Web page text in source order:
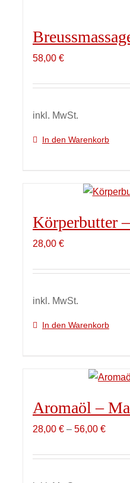
Varianten
Die
Optionen
auf
Produktseite
58,00 €
inkl. MwSt.
In den Warenkorb
Körperbutter
28,00 €
inkl. MwSt.
In den Warenkorb
Aromaöl –
28,00 € – 56,00 €